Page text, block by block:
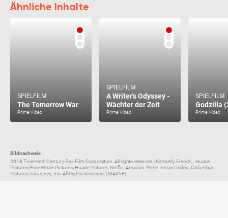
Ähnliche Inhalte
SPIELFILM
The Tomorrow War
Prime Video
SPIELFILM
A Writer's Odyssey -
Wächter der Zeit
Prime Video
SPIELFILM
Godzilla
Prime Video
Bildnachweis
2018 Twentieth Century Fox Film Corporation. All rights reserved./Kimberly French, , Huace
Pictures/Free Whale Pictures/Huace Pictures, Netflix, Amazon Prime Instant Video, Columbia
Pictures Industries, Inc. All Rights Reserved. | MARVEL...